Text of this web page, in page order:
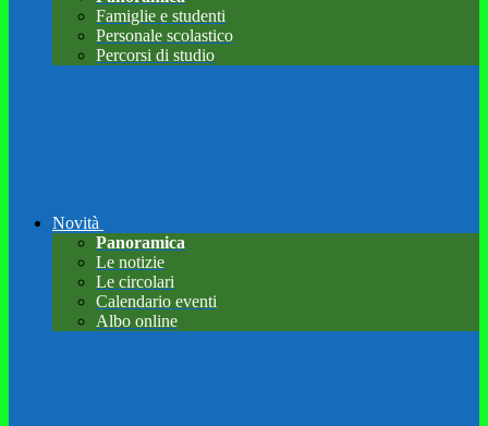
Famiglie e studenti
Personale scolastico
Percorsi di studio
Novità
Panoramica
Le notizie
Le circolari
Calendario eventi
Albo online